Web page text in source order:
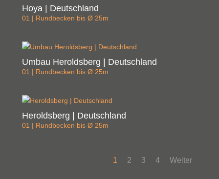
Hoya | Deutschland
01 | Rundbecken bis Ø 25m
Umbau Heroldsberg | Deutschland
01 | Rundbecken bis Ø 25m
Heroldsberg | Deutschland
01 | Rundbecken bis Ø 25m
1 2 3 4 Weiter